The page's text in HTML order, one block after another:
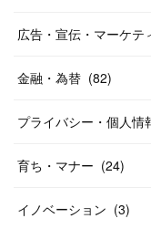
広告・宣伝・マーケテ
金融・為替 (82)
プライバシー・個人情
育ち・マナー (24)
イノベーション (3)